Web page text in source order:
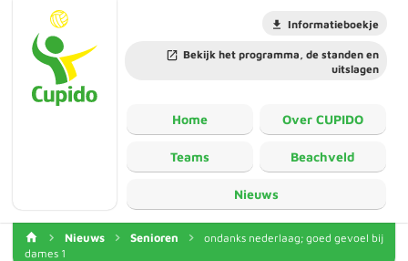
Informatieboekje
Bekijk het programma, de standen en
uitslagen
Home Over CUPIDO
Teams Beachveld
Nieuws
Nieuws Senioren
ondanks nederlaag; goed gevoel bij
dames 1